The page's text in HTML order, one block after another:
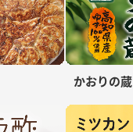
かおりの蔵